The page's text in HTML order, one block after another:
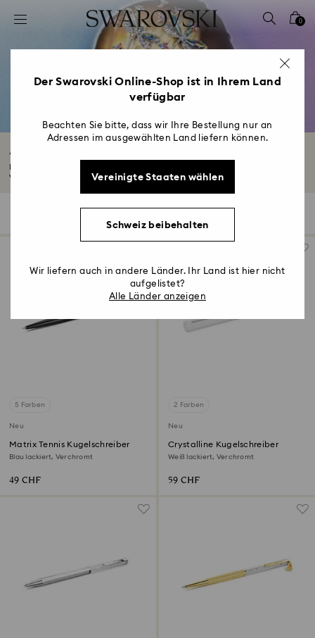
Liste Tastaturkürzel
2 - Footer
4 - Suchergebnisse
0
Accessoires mit Kristallen
verziert...
5 Farben
Neu
Matrix Tennis Kugelschreiber
Blau lackiert, Verchromt
49 CHF
2 Farben
Neu
Crystalline Kugelschreiber
Weiß lackiert, Verchromt
59 CHF
Der Swarovski Online-Shop ist in Ihrem Land
verfügbar
Beachten Sie bitte, dass wir Ihre Bestellung nur an
Adressen im ausgewählten Land liefern können.
Vereinigte Staaten wählen
Schweiz beibehalten
Wir liefern auch in andere Länder. Ihr Land ist hier nicht
aufgelistet?
Alle Länder anzeigen